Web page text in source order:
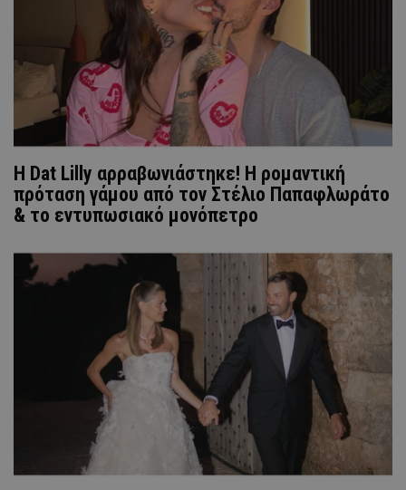
Η Dat Lilly αρραβωνιάστηκε! Η ρομαντική
πρόταση γάμου από τον Στέλιο Παπαφλωράτο
& το εντυπωσιακό μονόπετρο